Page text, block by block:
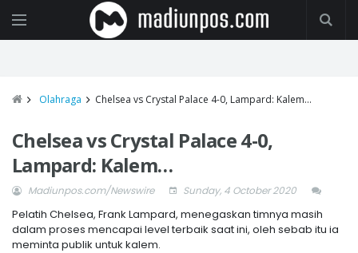
Olahraga Chelsea vs Crystal Palace 4-0, Lampard: Kalem…
Chelsea vs Crystal Palace 4-0,
Lampard: Kalem…
Madiunpos.com/Newswire Sunday, 4 October 2020
Pelatih Chelsea, Frank Lampard, menegaskan timnya masih
dalam proses mencapai level terbaik saat ini, oleh sebab itu ia
meminta publik untuk kalem.